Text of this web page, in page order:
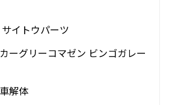
イトウパーツ
ーグリーコマゼン ビンゴガレー
解体